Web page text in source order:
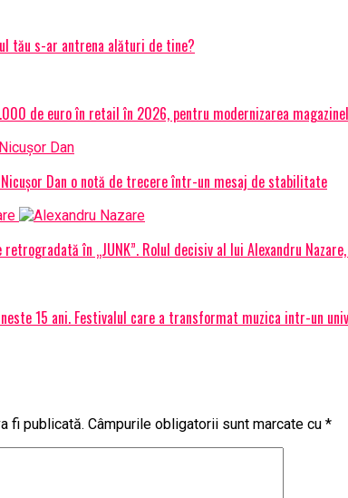
tău s-ar antrena alături de tine?
de euro în retail în 2026, pentru modernizarea
Dan o notă de trecere într-un mesaj de stabilitate
retrogradată în „JUNK”. Rolul decisiv al lui Alexandru
15 ani. Festivalul care a transformat muzica intr-un
fi publicată. Câmpurile obligatorii sunt marcate cu *